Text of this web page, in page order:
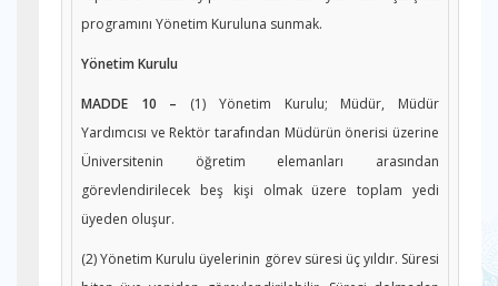
programını Yönetim Kuruluna sunmak.
Yönetim Kurulu
MADDE 10 – (1) Yönetim Kurulu; Müdür, Müdür
Yardımcısı ve Rektör tarafından Müdürün önerisi üzerine
Üniversitenin öğretim elemanları arasından
görevlendirilecek beş kişi olmak üzere toplam yedi
üyeden oluşur.
(2) Yönetim Kurulu üyelerinin görev süresi üç yıldır. Süresi